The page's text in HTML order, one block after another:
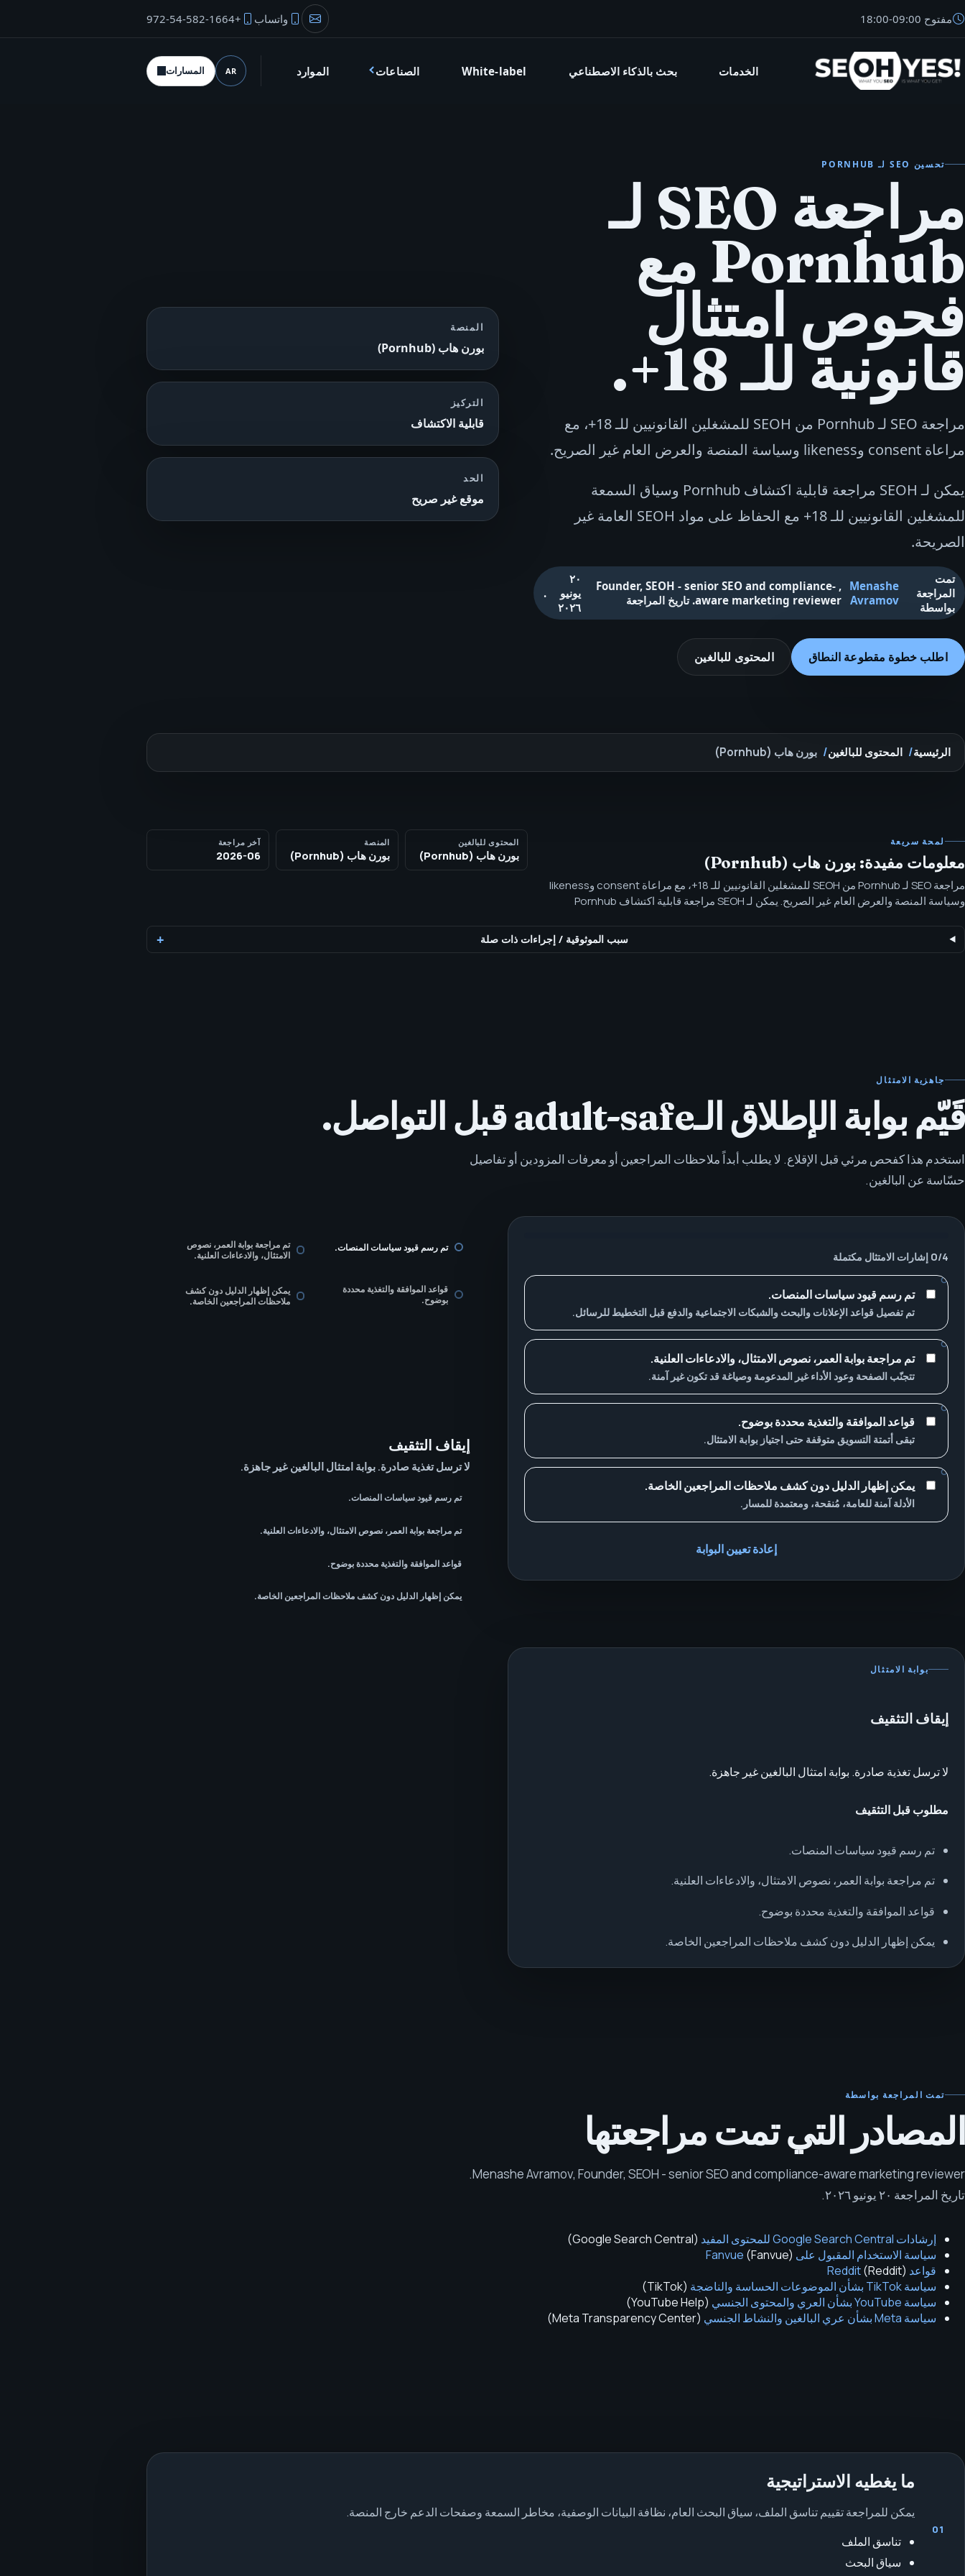
مفتوح 09:00
-
18:00 بريد المؤسس
واتساب +972-54-582-1664
SEOH الخدمات بحث بالذكاء الاصطناعي White-label الصناعات الموارد اللغة (desktop)
AR المسارات
تحسين SEO لـ PORNHUB
مراجعة SEO لـ
Pornhub مع
فحوص امتثال
قانونية للـ 18+.
مراجعة SEO لـ Pornhub من SEOH للمشغلين القانونيين للـ 18+، مع
مراعاة consent وlikeness وسياسة المنصة والعرض العام غير الصريح.
يمكن لـ SEOH مراجعة قابلية اكتشاف Pornhub وسياق السمعة
للمشغلين القانونيين للـ 18+ مع الحفاظ على مواد SEOH العامة غير
الصريحة.
تمت
المراجعة
بواسطة
Menashe
Avramov
,
Founder, SEOH - senior SEO and compliance-
aware marketing reviewer
.تاريخ المراجعة
٢٠
يونيو
٢٠٢٦
.
اطلب خطوة مقطوعة النطاق المحتوى للبالغين
المنصة
بورن هاب (Pornhub)
التركيز
قابلية الاكتشاف
الحد
موقع غير صريح
الرئيسية المحتوى للبالغين بورن هاب (Pornhub)
لمحة سريعة
معلومات مفيدة: بورن هاب (Pornhub)
مراجعة SEO لـ Pornhub من SEOH للمشغلين القانونيين للـ 18+، مع مراعاة consent وlikeness
وسياسة المنصة والعرض العام غير الصريح. يمكن لـ SEOH مراجعة قابلية اكتشاف Pornhub
المحتوى للبالغين
بورن هاب (Pornhub)
المنصة
بورن هاب (Pornhub)
آخر مراجعة
2026-06
سبب الموثوقية /إجراءات ذات صلة
جاهزية الامتثال
قَيّم بوابة الإطلاق الـadult-safe قبل التواصل.
استخدم هذا كفحص مرئي قبل الإقلاع. لا يطلب أبداً ملاحظات المراجعين أو معرفات المزودين أو تفاصيل
حسّاسة عن البالغين.
0/4 إشارات الامتثال مكتملة
تم رسم قيود سياسات المنصات.
تم تفصيل قواعد الإعلانات والبحث والشبكات الاجتماعية والدفع قبل التخطيط للرسائل.
تم مراجعة بوابة العمر، نصوص الامتثال، والادعاءات العلنية.
تتجنّب الصفحة وعود الأداء غير المدعومة وصياغة قد تكون غير آمنة.
قواعد الموافقة والتغذية محددة بوضوح.
تبقى أتمتة التسويق متوقفة حتى اجتياز بوابة الامتثال.
يمكن إظهار الدليل دون كشف ملاحظات المراجعين الخاصة.
الأدلة آمنة للعامة، مُنقحة، ومعتمدة للمسار.
إعادة تعيين البوابة
تم رسم قيود سياسات المنصات.
تم مراجعة بوابة العمر، نصوص
الامتثال، والادعاءات العلنية.
قواعد الموافقة والتغذية محددة
بوضوح.
يمكن إظهار الدليل دون كشف
ملاحظات المراجعين الخاصة.
إيقاف التثقيف
لا ترسل تغذية صادرة. بوابة امتثال البالغين غير جاهزة.
تم رسم قيود سياسات المنصات.
تم مراجعة بوابة العمر، نصوص الامتثال، والادعاءات العلنية.
قواعد الموافقة والتغذية محددة بوضوح.
يمكن إظهار الدليل دون كشف ملاحظات المراجعين الخاصة.
بوابة الامتثال
إيقاف التثقيف
لا ترسل تغذية صادرة. بوابة امتثال البالغين غير جاهزة.
مطلوب قبل التثقيف
تم رسم قيود سياسات المنصات.
تم مراجعة بوابة العمر، نصوص الامتثال، والادعاءات العلنية.
قواعد الموافقة والتغذية محددة بوضوح.
يمكن إظهار الدليل دون كشف ملاحظات المراجعين الخاصة.
تمت المراجعة بواسطة
المصادر التي تمت مراجعتها
Menashe Avramov, Founder, SEOH - senior SEO and compliance-aware marketing reviewer
.
تاريخ المراجعة ٢٠ يونيو ٢٠٢٦ .
إرشادات Google Search Central للمحتوى المفيد (
Google Search Central
)
سياسة الاستخدام المقبول على Fanvue
(Fanvue)
قواعد Reddit
(Reddit)
سياسة TikTok بشأن الموضوعات الحساسة والناضجة
(
TikTok
)
سياسة YouTube بشأن العري والمحتوى الجنسي
(
YouTube Help
)
سياسة Meta بشأن عري البالغين والنشاط الجنسي
(
Meta Transparency Center
)
01
ما يغطيه الاستراتيجية
يمكن للمراجعة تقييم تناسق الملف، سياق البحث العام، نظافة البيانات الوصفية، مخاطر السمعة وصفحات الدعم خارج المنصة.
تناسق الملف
سياق البحث